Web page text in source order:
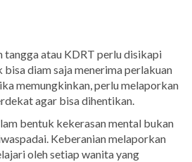
tangga atau KDRT perlu disikapi
diam saja menerima perlakuan
memungkinkan, perlu melaporkan
agar bisa dihentikan.
bentuk kekerasan mental bukan
Keberanian melaporkan
oleh setiap wanita yang